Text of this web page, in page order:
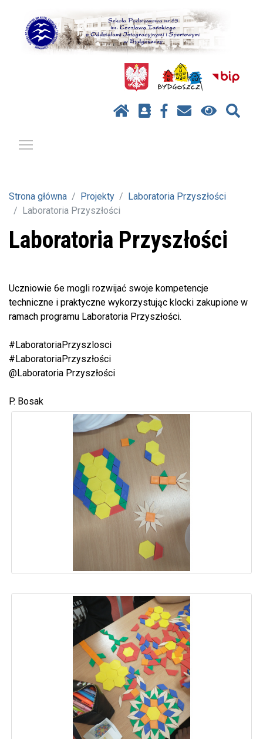
Strona główna Projekty
Laboratoria Przyszłości
Laboratoria Przyszłości
Laboratoria Przyszłości
Uczniowie 6e mogli rozwijać swoje kompetencje
techniczne i praktyczne wykorzystując klocki zakupione w
ramach programu Laboratoria Przyszłości.
#LaboratoriaPrzyszlosci
#LaboratoriaPrzyszłości
@Laboratoria Przyszłości
P. Bosak